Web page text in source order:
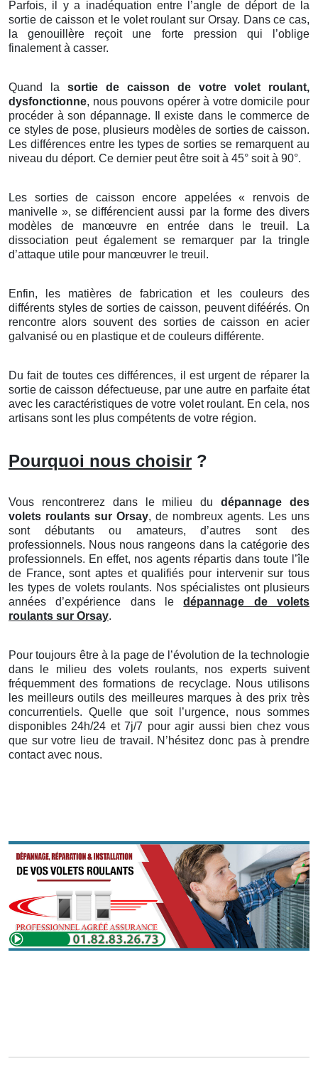
Parfois, il y a inadéquation entre l’angle de déport de la
sortie de caisson et le volet roulant sur Orsay. Dans ce cas,
la genouillère reçoit une forte pression qui l’oblige
finalement à casser.
Quand la sortie de caisson de votre volet roulant,
dysfonctionne, nous pouvons opérer à votre domicile pour
procéder à son dépannage. Il existe dans le commerce de
ce styles de pose, plusieurs modèles de sorties de caisson.
Les différences entre les types de sorties se remarquent au
niveau du déport. Ce dernier peut être soit à 45° soit à 90°.
Les sorties de caisson encore appelées « renvois de
manivelle », se différencient aussi par la forme des divers
modèles de manœuvre en entrée dans le treuil. La
dissociation peut également se remarquer par la tringle
d’attaque utile pour manœuvrer le treuil.
Enfin, les matières de fabrication et les couleurs des
différents styles de sorties de caisson, peuvent diféérés. On
rencontre alors souvent des sorties de caisson en acier
galvanisé ou en plastique et de couleurs différente.
Du fait de toutes ces différences, il est urgent de réparer la
sortie de caisson défectueuse, par une autre en parfaite état
avec les caractéristiques de votre volet roulant. En cela, nos
artisans sont les plus compétents de votre région.
Pourquoi nous choisir ?
Vous rencontrerez dans le milieu dudépannage des
volets roulants sur Orsay, de nombreux agents. Les uns
sont débutants ou amateurs, d’autres sont des
professionnels. Nous nous rangeons dans la catégorie des
professionnels. En effet, nos agents répartis dans toute l’île
de France, sont aptes et qualifiés pour intervenir sur tous
les types de volets roulants. Nos spécialistes ont plusieurs
années d’expérience dans ledépannage de volets
roulants sur Orsay.
Pour toujours être à la page de l’évolution de la technologie
dans le milieu des volets roulants, nos experts suivent
fréquemment des formations de recyclage. Nous utilisons
les meilleurs outils des meilleures marques à des prix très
concurrentiels. Quelle que soit l’urgence, nous sommes
disponibles 24h/24 et 7j/7 pour agir aussi bien chez vous
que sur votre lieu de travail. N’hésitez donc pas à prendre
contact avec nous.